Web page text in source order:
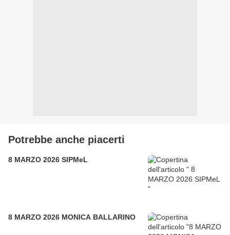
Potrebbe anche piacerti
8 MARZO 2026 SIPMeL
8 MARZO 2026 MONICA BALLARINO